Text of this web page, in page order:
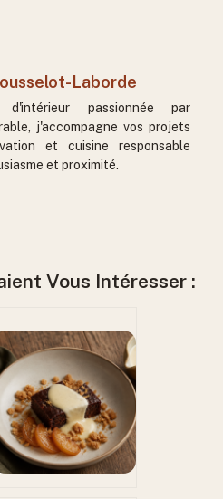
Laborde
d'intérieur passionnée par
j'accompagne vos projets
et cuisine responsable
et proximité.
Vous Intéresser :